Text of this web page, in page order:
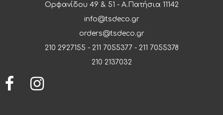
Ορφανίδου 49 & 51 - Α.Πατήσια 11142
info@tsdeco.gr
orders@tsdeco.gr
210 2927155 - 211 7055377- 211 7055378
210 2137032